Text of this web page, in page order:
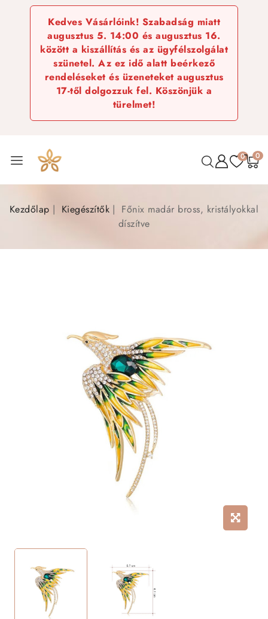
Kedves Vásárlóink! Szabadság miatt
augusztus 5. 14:00 és augusztus 16.
között a kiszállítás és az ügyfélszolgálat
szünetel. Az ez idő alatt beérkező
rendeléseket és üzeneteket augusztus
17-től dolgozzuk fel. Köszönjük a
türelmet!
0 0
Kezdőlap Kiegészítők
Főnix madár bross, kristályokkal
díszítve